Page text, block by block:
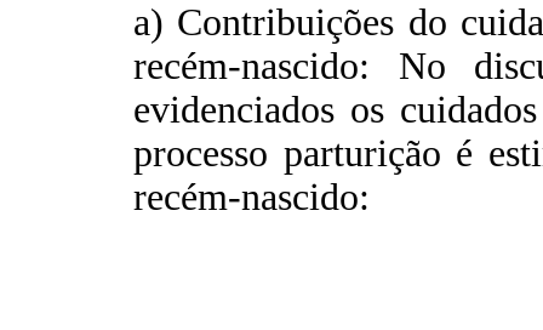
a) Contribuições do
recém-nascido: No
evidenciados os
processo parturição é
recém-nascido: